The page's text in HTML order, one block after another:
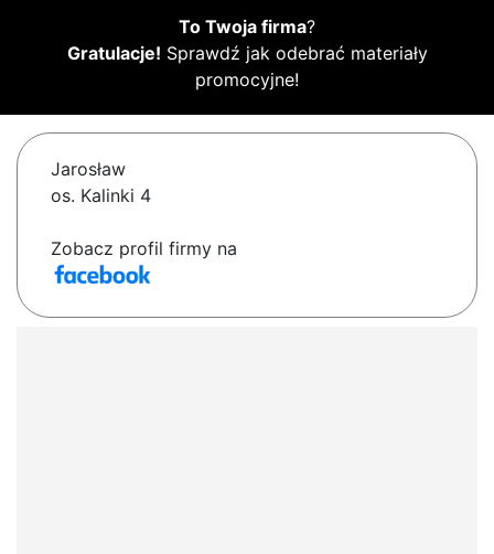
To Twoja firma?
Gratulacje! Sprawdź jak odebrać materiały
promocyjne!
Jarosław
os. Kalinki 4
Zobacz profil firmy na